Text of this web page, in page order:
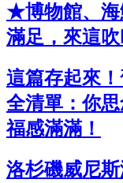
★博物館、海
滿足，來這
這篇存起來
全清單：你
福感滿滿！
洛杉磯威尼斯